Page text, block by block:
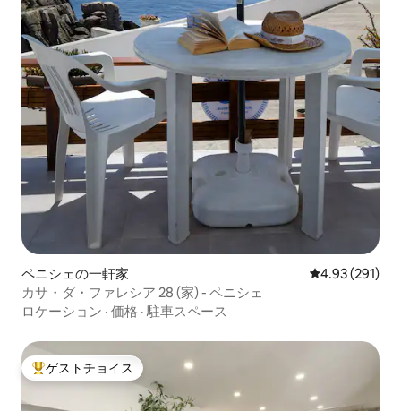
ペニシェの一軒家 レビュー291
4.93 (291)
カサ・ダ・ファレシア 28 (家) - ペニシェ
ロケーション · 価格 ·駐車スペース
大好評のゲストチョイスです。
ゲストチョイス